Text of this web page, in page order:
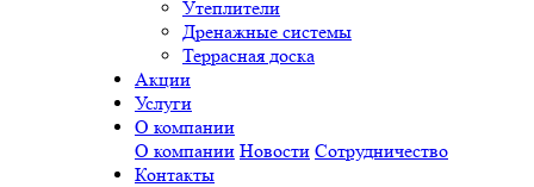
Утеплители
Дренажные системы
Террасная доска
Акции
Услуги
О компании
О компании Новости Сотрудничество
Контакты